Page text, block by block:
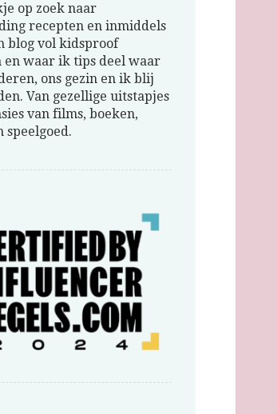
op zoek naar
recepten en inmiddels
blog vol kidsproof
en waar ik tips deel waar
ons gezin en ik blij
Van gezellige uitstapjes
van films, boeken,
speelgoed.